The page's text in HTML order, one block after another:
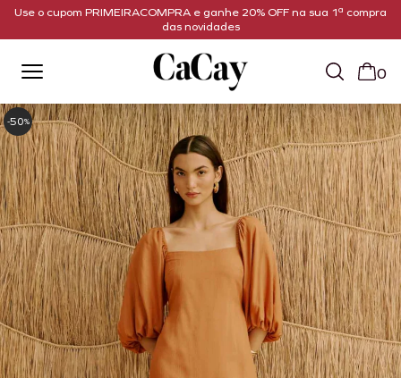
Use o cupom PRIMEIRACOMPRA e ganhe 20% OFF na sua 1ª compra
das novidades
0
-50%